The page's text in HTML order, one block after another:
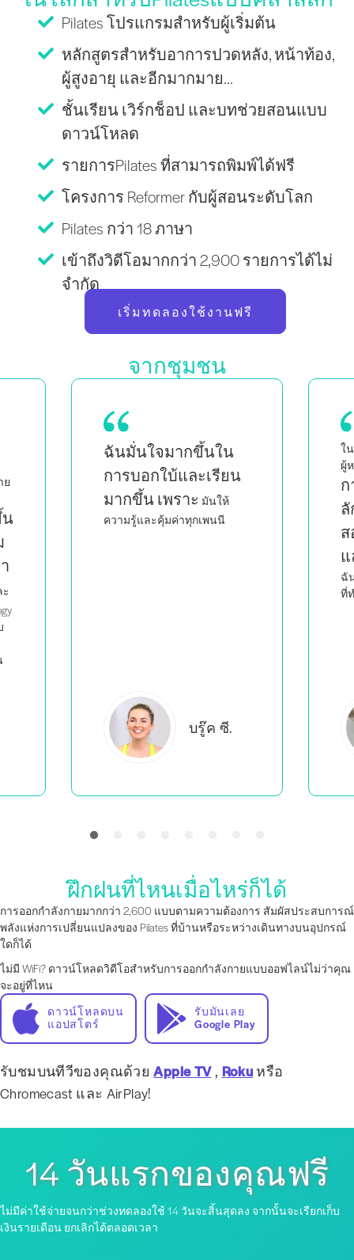
Pilates โปรแกรมสำหรับผู้เริ่มต้น
หลักสูตรสำหรับอาการปวดหลัง, หน้าท้อง,
ผู้สูงอายุ และอีกมากมาย...
ชั้นเรียน เวิร์กช็อป และบทช่วยสอนแบบ
ดาวน์โหลด
รายการPilates ที่สามารถพิมพ์ได้ฟรี
โครงการ Reformer กับผู้สอนระดับโลก
Pilates กว่า 18 ภาษา
เข้าถึงวิดีโอมากกว่า 2,900 รายการได้ไม่
จำกัด
เริ่มทดลองใช้งานฟรี
จากชุมชน
ในฐานะแม่ของลูกแฝด ซึ่งเป็น
ผู้หญิงผิวดำและเป็นเพศที่สาม
การได้เห็นคนอื่นที่มี
ลักษณะเหมือนฉัน
สอนอย่างชาญฉลาด
เอเวอร์ลี
บี.
เ
ก้
ก
ฝึกฝนที่ไหนเมื่อไหร่ก็ได้
การออกกำลังกายมากกว่า 2,600 แบบตามความต้องการ สัมผัสประสบการณ์
พลังแห่งการเปลี่ยนแปลงของ Pilates ที่บ้านหรือระหว่างเดินทางบนอุปกรณ์
ใดก็ได้
ไม่มี WiFi? ดาวน์โหลดวิดีโอสำหรับการออกกำลังกายแบบออฟไลน์ไม่ว่าคุณ
จะอยู่ที่ไหน
ดาวน์โหลดบน
แอปสโตร์
รับมันเลย
Google Play
รับชมบนทีวีของคุณด้วยApple TV, Roku หรือ
Chromecast และ AirPlay!
14 วันแรกของคุณฟรี
ไม่มีค่าใช้จ่ายจนกว่าช่วงทดลองใช้ 14 วันจะสิ้นสุดลง จากนั้นจะเรียกเก็บ
เงินรายเดือน ยกเลิกได้ตลอดเวลา